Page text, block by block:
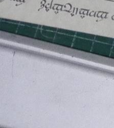
di